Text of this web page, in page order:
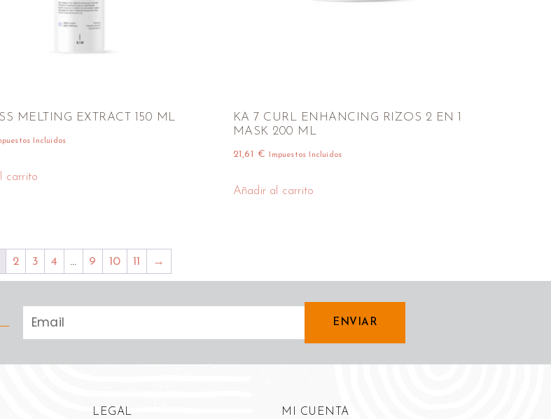
MELTING EXTRACT 150 ML
Incluidos
carrito
KA 7 CURL ENHANCING RIZOS 2 EN 1
MASK 200 ML
21,61 € Impuestos Incluidos
Añadir al carrito
2 3 4 … 9 10 11 →
ENVIAR
LEGAL MI CUENTA